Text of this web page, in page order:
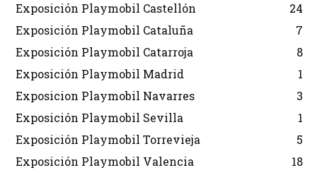
Exposición Playmobil Castellón
24
Exposición Playmobil Cataluña
7
Exposición Playmobil Catarroja
8
Exposición Playmobil Madrid
1
Exposicion Playmobil Navarres
3
Exposición Playmobil Sevilla
1
Exposición Playmobil Torrevieja
5
Exposición Playmobil Valencia
18